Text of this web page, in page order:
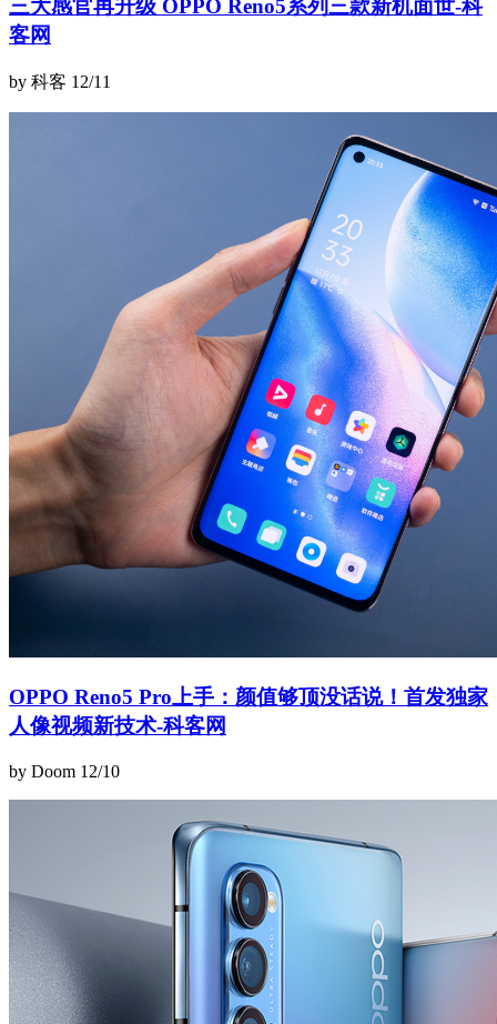
三大感官再升级 OPPO Reno5系列三款新机面世-科
客网
by 科客 12/11
OPPO Reno5 Pro上手：颜值够顶没话说！首发独家
人像视频新技术-科客网
by Doom 12/10